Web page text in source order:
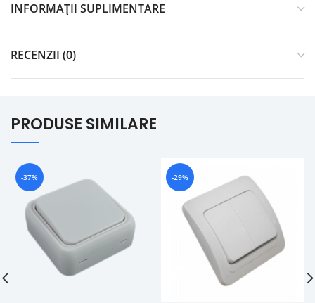
INFORMAȚII SUPLIMENTARE
RECENZII (0)
PRODUSE SIMILARE
-37% -29%